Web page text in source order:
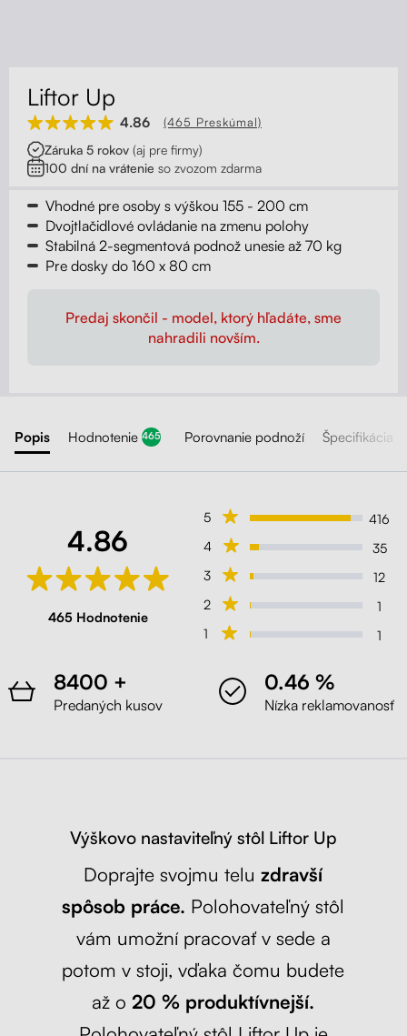
Stojany na monitor - Riser
Skrinky so zásuvkami a zásuvky
Akustické paravány
Opierky
Liftor Up
4.86 (465 Preskúmal)
Záruka 5 rokov (aj pre firmy)
100 dní na vrátenie so zvozom zdarma
Vhodné pre osoby s výškou 155 - 200 cm
Dvojtlačidlové ovládanie na zmenu polohy
Stabilná 2-segmentová podnož unesie až 70 kg
Pre dosky do 160 x 80 cm
Predaj skončil - model, ktorý hľadáte, sme
nahradili novším.
Popis Hodnotenie 465 Porovnanie podnoží Špecifikácia
4.86
465 Hodnotenie
5
416
4
35
3
12
2
1
1
1
8400 +
Predaných kusov
0.46 %
Nízka reklamovanosť
Výškovo nastaviteľný stôl Liftor Up
Doprajte svojmu teluzdravší
spôsob práce. Polohovateľný stôl
vám umožní pracovať v sede a
potom v stoji, vďaka čomu budete
až o20 % produktívnejší.